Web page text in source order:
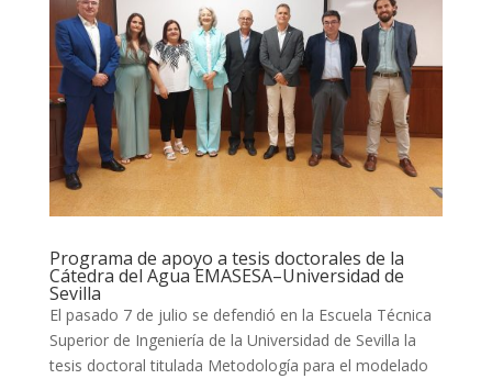
Programa de apoyo a tesis doctorales de la
Cátedra del Agua EMASESA–Universidad de
Sevilla
El pasado 7 de julio se defendió en la Escuela Técnica
Superior de Ingeniería de la Universidad de Sevilla la
tesis doctoral titulada Metodología para el modelado